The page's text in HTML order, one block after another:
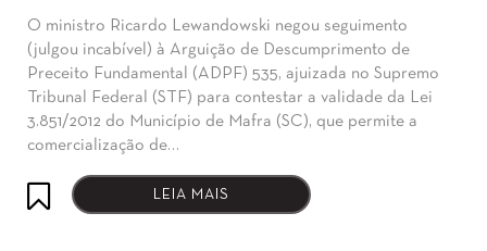
O ministro Ricardo Lewandowski negou seguimento
(julgou incabível) à Arguição de Descumprimento de
Preceito Fundamental (ADPF) 535, ajuizada no Supremo
Tribunal Federal (STF) para contestar a validade da Lei
3.851/2012 do Município de Mafra (SC), que permite a
comercialização de…
LEIA MAIS